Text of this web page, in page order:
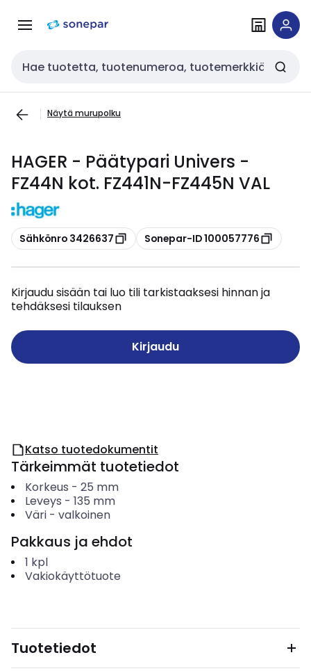
navigointiinsisältöön
Haku
Näytä murupolku
HAGER - Päätypari Univers -
FZ44N kot. FZ441N-FZ445N VAL
Kopioi
Sähkönro 3426637 Kopioi
Sonepar-ID 100057776
Kirjaudu sisään tai luo tili tarkistaaksesi hinnan ja
tehdäksesi tilauksen
Kirjaudu
Katso tuotedokumentit
Tärkeimmät tuotetiedot
Korkeus - 25 mm
Leveys - 135 mm
Väri- valkoinen
Pakkaus ja ehdot
1 kpl
Vakiokäyttötuote
Tuotetiedot